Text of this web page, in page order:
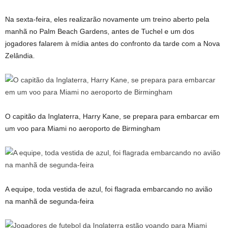
Na sexta-feira, eles realizarão novamente um treino aberto pela
manhã no Palm Beach Gardens, antes de Tuchel e um dos
jogadores falarem à mídia antes do confronto da tarde com a Nova
Zelândia.
O capitão da Inglaterra, Harry Kane, se prepara para embarcar em
um voo para Miami no aeroporto de Birmingham
A equipe, toda vestida de azul, foi flagrada embarcando no avião
na manhã de segunda-feira